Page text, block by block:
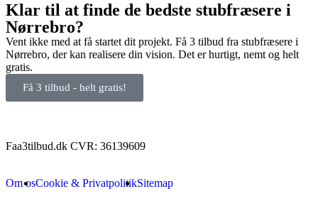
Klar til at finde de bedste stubfræsere i
Nørrebro?
Vent ikke med at få startet dit projekt. Få 3 tilbud fra stubfræsere i
Nørrebro, der kan realisere din vision. Det er hurtigt, nemt og helt
gratis.
Få 3 tilbud - helt gratis!
Faa3tilbud.dk CVR: 36139609
Om osCookie & PrivatpolitikSitemap